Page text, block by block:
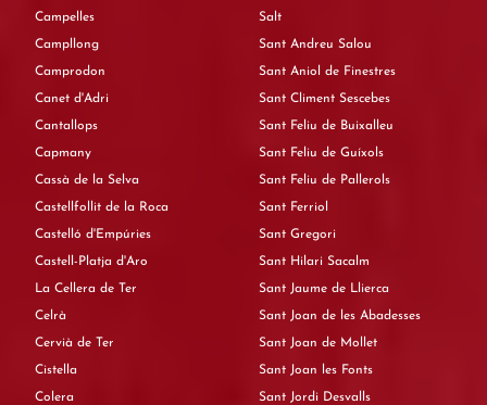
Campelles
Campllong
Camprodon
Canet d'Adri
Cantallops
Capmany
Cassà de la Selva
Castellfollit de la Roca
Castelló d'Empúries
Castell-Platja d'Aro
La Cellera de Ter
Celrà
Cervià de Ter
Cistella
Colera
Salt
Sant Andreu Salou
Sant Aniol de Finestres
Sant Climent Sescebes
Sant Feliu de Buixalleu
Sant Feliu de Guíxols
Sant Feliu de Pallerols
Sant Ferriol
Sant Gregori
Sant Hilari Sacalm
Sant Jaume de Llierca
Sant Joan de les Abadesses
Sant Joan de Mollet
Sant Joan les Fonts
Sant Jordi Desvalls